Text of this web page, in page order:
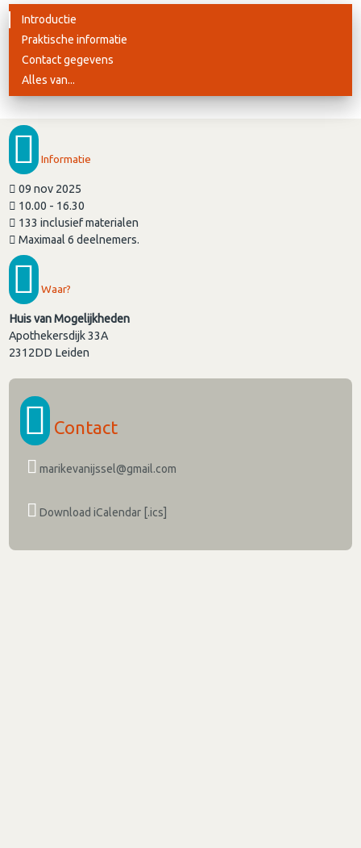
Introductie
Praktische informatie
Contact gegevens
Alles van...
Informatie
09 nov 2025
10.00 - 16.30
133 inclusief materialen
Maximaal 6 deelnemers.
Waar?
Huis van Mogelijkheden
Apothekersdijk 33A
2312DD Leiden
Contact
marikevanijssel@gmail.com
Download iCalendar [.ics]